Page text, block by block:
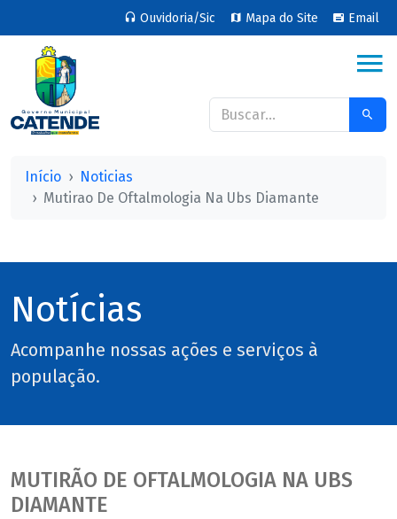
Ouvidoria/Sic Mapa do Site Email
Início
Noticias
Mutirao De Oftalmologia Na Ubs Diamante
Notícias
Acompanhe nossas ações e serviços à
população.
MUTIRÃO DE OFTALMOLOGIA NA UBS
DIAMANTE